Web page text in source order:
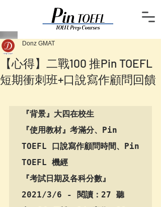
【心得】二戰100 推Pin TOEFL
短期衝刺班+口說寫作顧問回饋
Donz GMAT
『背景』大四在校生
『使用教材』考滿分、Pin
TOEFL 口說寫作顧問時間、Pin
TOEFL 機經
『考試日期及各科分數』
2021/3/6 - 閱讀：27 聽